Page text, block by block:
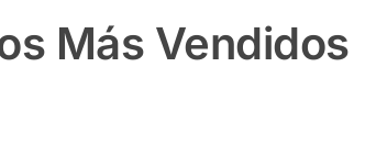
Más Vendidos